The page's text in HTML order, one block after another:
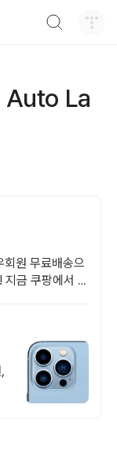
La
원 무료배송으
금 쿠팡에서 다